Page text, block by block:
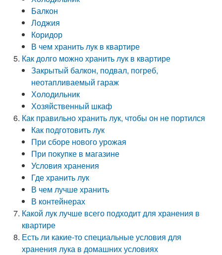
Балкон
Лоджия
Коридор
В чем хранить лук в квартире
Как долго можно хранить лук в квартире
Закрытый балкон, подвал, погреб,
неотапливаемый гараж
Холодильник
Хозяйственный шкаф
Как правильно хранить лук, чтобы он не портился
Как подготовить лук
При сборе нового урожая
При покупке в магазине
Условия хранения
Где хранить лук
В чем лучше хранить
В контейнерах
Какой лук лучше всего подходит для хранения в
квартире
Есть ли какие-то специальные условия для
хранения лука в домашних условиях